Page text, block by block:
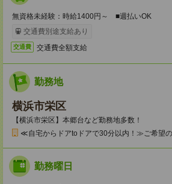
無資格未経験：時給1400円～ ■週払いOK
交通費別途支給あり
交通費 交通費全額支給
勤務地
横浜市栄区
【横浜市栄区】本郷台など勤務地多数！
≪自宅からドアtoドアで30分以内！≫ご希望の
勤務曜日